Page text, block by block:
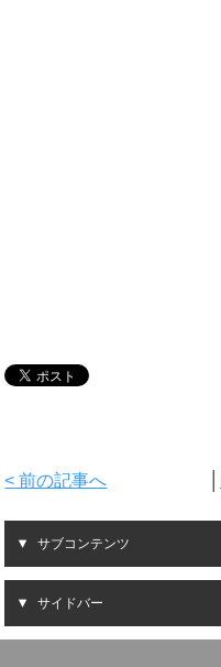
< 前の記事へ
サブコンテンツ
サイドバー